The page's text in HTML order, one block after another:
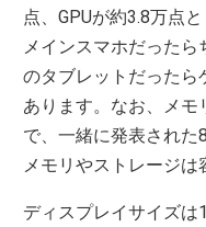
点、GPUが約3.8万点
メインスマホだった
のタブレットだったら
あります。なお、メモ
で、一緒に発表された
メモリやストレージは
ディスプレイサイズは